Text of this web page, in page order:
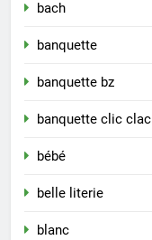
bach
banquette
banquette bz
banquette clic clac
bébé
belle literie
blanc